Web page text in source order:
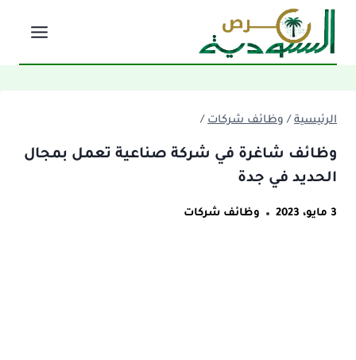
التجاوز
المحتوى
الرئيسية / وظائف شركات /
وظائف شاغرة في شركة صناعية تعمل بمجال
الحديد في جدة
3 مايو، 2023 وظائف شركات